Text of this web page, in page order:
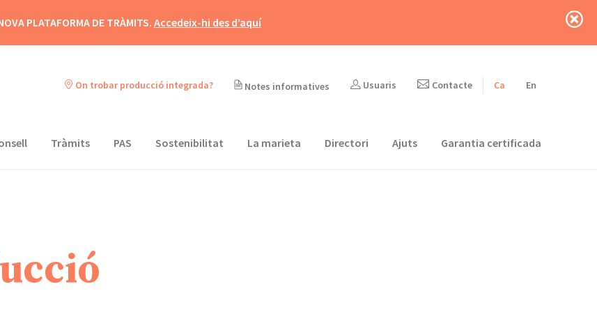
PLATAFORMA DE TRÀMITS.Accedeix-hi des d’aquí
On trobar producció integrada? Notes informatives Usuaris Contacte Ca En
Tràmits PAS Sostenibilitat La marieta Directori Ajuts Garantia certificada